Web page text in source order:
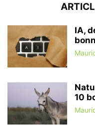
IA,
10